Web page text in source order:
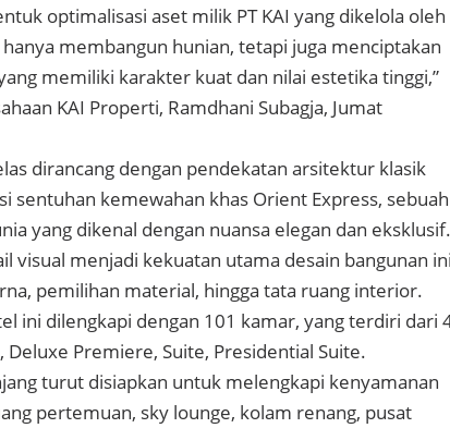
optimalisasi aset milik PT KAI yang dikelola oleh
membangun hunian, tetapi juga menciptakan
memiliki karakter kuat dan nilai estetika tinggi,”
KAI Properti, Ramdhani Subagja, Jumat
dirancang dengan pendekatan arsitektur klasik
sentuhan kemewahan khas Orient Express, sebuah
yang dikenal dengan nuansa elegan dan eksklusif.
visual menjadi kekuatan utama desain bangunan
pemilihan material, hingga tata ruang interior.
ini dilengkapi dengan 101 kamar, yang terdiri dari
Premiere, Suite, Presidential Suite.
turut disiapkan untuk melengkapi kenyamanan
pertemuan, sky lounge, kolam renang, pusat